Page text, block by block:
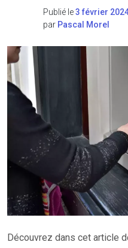
Publié le3 février
par Pascal Morel
Découvrez dans cet article